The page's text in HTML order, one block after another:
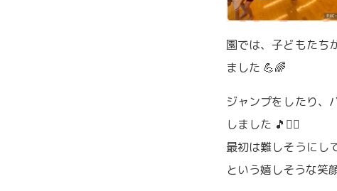
園では、子どもたち
ました 💪🌈
ジャンプをしたり、
しました 🎵🏃‍♂️
最初は難しそうにし
という嬉しそうな笑